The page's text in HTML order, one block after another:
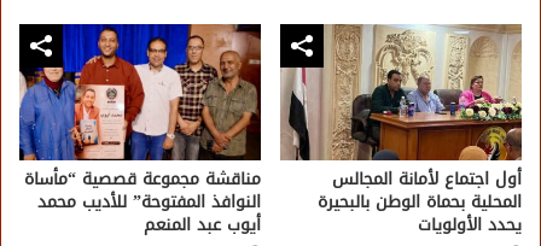
أول اجتماع لأمانة المجالس
المحلية بحماة الوطن بالبحيرة
يحدد الأولويات
مناقشة مجموعة قصصية “مأساة
النوافذ المفتوحة” للأديب محمد
أيوب عبد المنعم